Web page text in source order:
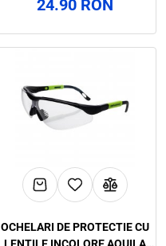
8C26
24.90 RON
OCHELARI DE PROTECTIE CU